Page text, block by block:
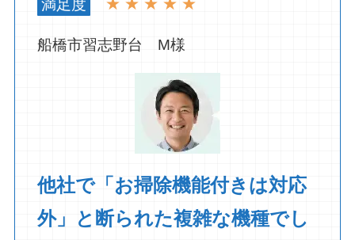
満足度 ★ ★ ★ ★ ★
船橋市習志野台 M様
他社で「お掃除機能付きは対応
外」と断られた複雑な機種でし